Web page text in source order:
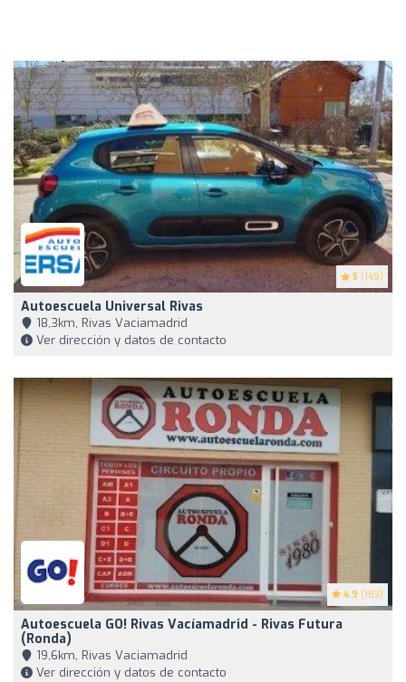
5 (149)
Autoescuela Universal Rivas
18,3km, Rivas Vaciamadrid
Ver dirección y datos de contacto
4.9 (183)
Autoescuela GO! Rivas Vacíamadrid - Rivas Futura
(Ronda)
19,6km, Rivas Vaciamadrid
Ver dirección y datos de contacto